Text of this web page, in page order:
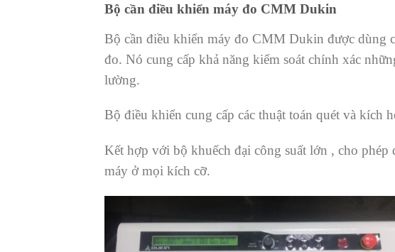
Bộ cần điều khiển máy đo CMM Dukin
Bộ cần điều khiển máy đo CMM Dukin được dùng
đo. Nó cung cấp khả năng kiểm soát chính xác
lường.
Bộ điều khiển cung cấp các thuật toán quét và kích
Kết hợp với bộ khuếch đại công suất lớn , cho
máy ở mọi kích cỡ.